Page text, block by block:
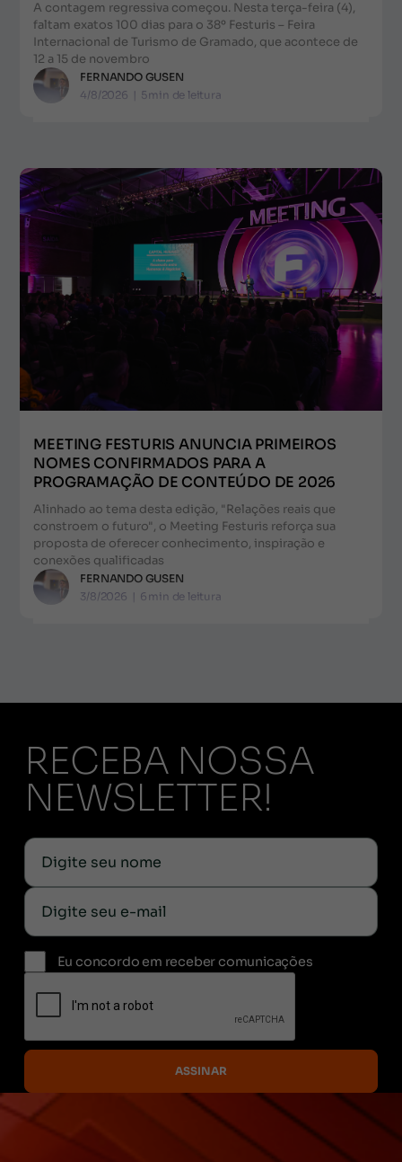
A contagem regressiva começou. Nesta terça-feira (4),
faltam exatos 100 dias para o 38º Festuris – Feira
Internacional de Turismo de Gramado, que acontece de
12 a 15 de novembro
FERNANDO GUSEN
4/8/2026 | 5min de leitura
MEETING FESTURIS ANUNCIA PRIMEIROS
NOMES CONFIRMADOS PARA A
PROGRAMAÇÃO DE CONTEÚDO DE 2026
Alinhado ao tema desta edição, "Relações reais que
constroem o futuro", o Meeting Festuris reforça sua
proposta de oferecer conhecimento, inspiração e
conexões qualificadas
FERNANDO GUSEN
3/8/2026 | 6 min de leitura
RECEBA NOSSA
NEWSLETTER!
Eu concordo em receber comunicações